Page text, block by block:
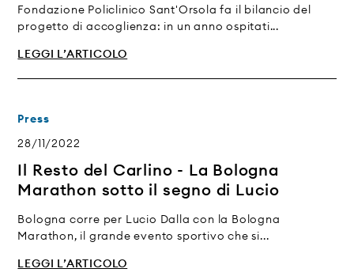
Fondazione Policlinico Sant'Orsola fa il bilancio del
progetto di accoglienza: in un anno ospitati...
LEGGI L’ARTICOLO
Press
28/11/2022
Il Resto del Carlino - La Bologna
Marathon sotto il segno di Lucio
Bologna corre per Lucio Dalla con la Bologna
Marathon, il grande evento sportivo che si...
LEGGI L’ARTICOLO